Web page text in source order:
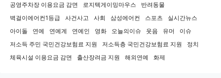
공영주차장 이용요금 감면
로지텍게이밍마우스
반려동물
벽걸이에어컨1등급
사건사고 사회 삼성에어컨 스포츠
실시간뉴스
아이돌
연예 연예계 연예인 영화 오늘의이슈 웃음 유머
이슈
저소득 주민 국민건강보험료 지원
저소득층 국민건강보험료 지원
정치
체육시설 이용요금 감면
출산장려금 지원 해외연예 화제